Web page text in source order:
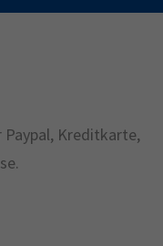
Paypal, Kreditkarte,